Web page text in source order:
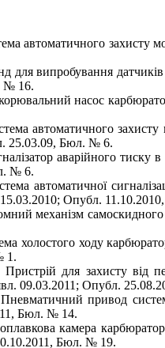
автоматичного захисту
випробування
№ 16.
насос
автоматичного
25.03.09, Бюл. № 6.
аварійного
№ 6.
автоматичної
Опубл.
механізм
холостого ходу
1.
для захисту від
09.03.2011; Опубл.
привод
Бюл. № 14.
камера
Бюл. № 19.